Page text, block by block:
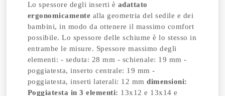
Lo spessore degli inserti è adattato
ergonomicamente alla geometria del sedile e dei
bambini, in modo da ottenere il massimo comfort
possibile. Lo spessore delle schiume è lo stesso in
entrambe le misure. Spessore massimo degli
elementi: - seduta: 28 mm - schienale: 19 mm -
poggiatesta, inserto centrale: 19 mm -
poggiatesta, inserti laterali: 12 mmdimensioni:
Poggiatesta in 3 elementi: 13x12 e 13x14 e